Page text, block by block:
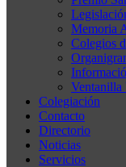
Memoria
Colegios
Ventanilla
Colegiación
Contacto
Directorio
Noticias
Servicios